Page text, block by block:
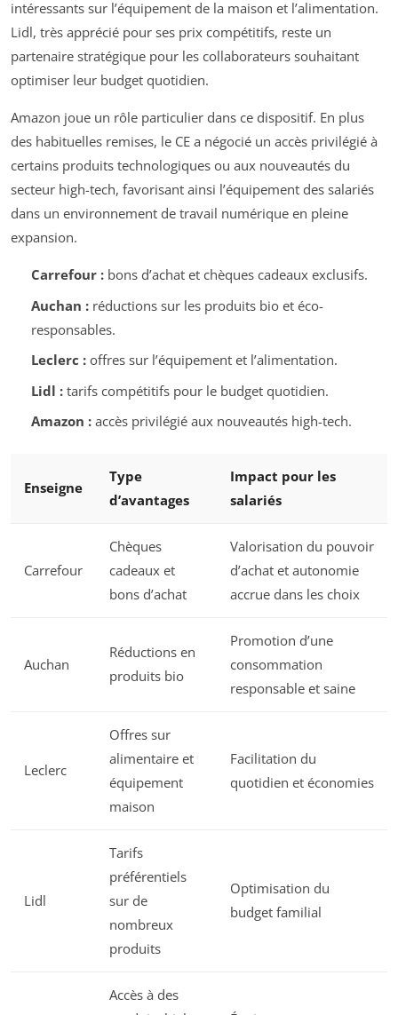
intéressants sur l’équipement de la maison et l’alimentation.
Lidl, très apprécié pour ses prix compétitifs, reste un
partenaire stratégique pour les collaborateurs souhaitant
optimiser leur budget quotidien.
Amazon joue un rôle particulier dans ce dispositif. En plus
des habituelles remises, le CE a négocié un accès privilégié à
certains produits technologiques ou aux nouveautés du
secteur high-tech, favorisant ainsi l’équipement des salariés
dans un environnement de travail numérique en pleine
expansion.
Carrefour :bons d’achat et chèques cadeaux exclusifs.
Auchan :réductions sur les produits bio et éco-
responsables.
Leclerc :offres sur l’équipement et l’alimentation.
Lidl :tarifs compétitifs pour le budget quotidien.
Amazon :accès privilégié aux nouveautés high-tech.
Enseigne
Type
d’avantages
Impact pour les
salariés
Carrefour
Chèques
cadeaux et
bons d’achat
Valorisation du pouvoir
d’achat et autonomie
accrue dans les choix
Auchan
Réductions en
produits bio
Promotion d’une
consommation
responsable et saine
Leclerc
Offres sur
alimentaire et
équipement
maison
Facilitation du
quotidien et économies
Lidl
Tarifs
préférentiels
sur de
nombreux
produits
Optimisation du
budget familial
Accès à des